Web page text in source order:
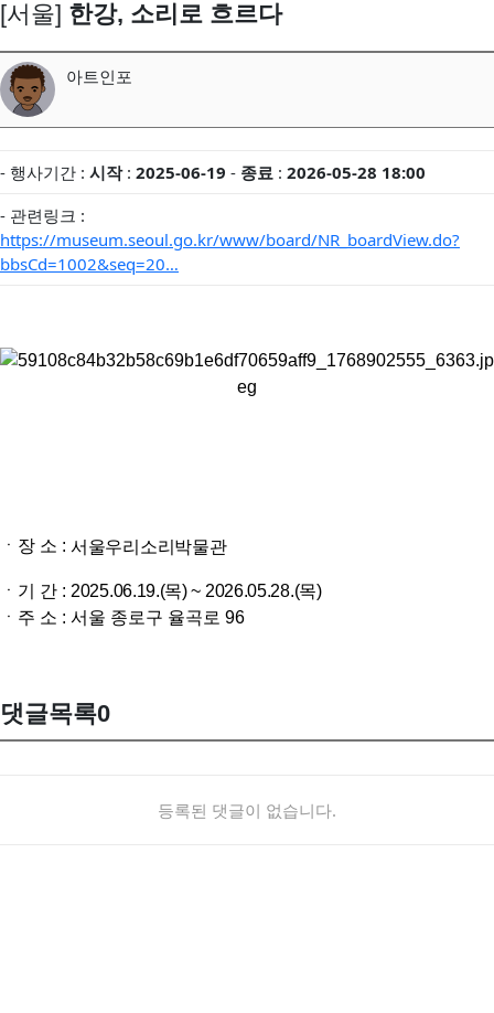
[서울] 한강, 소리로 흐르다
아트인포
- 행사기간 : 시작: 2025-06-19 - 종료 : 2026-05-28 18:00
- 관련링크 :
https://museum.seoul.go.kr/www/board/NR_boardView.do?
bbsCd=1002&seq=20…
ㆍ장 소 : 서울우리소리박물관
ㆍ기 간 : 2025.06.19.(목) ~ 2026.05.28.(목)
ㆍ주 소 : 서울 종로구 율곡로 96
댓글목록0
등록된 댓글이 없습니다.